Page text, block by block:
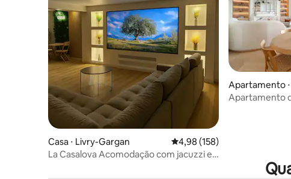
Casa ⋅ Livry-Gargan 4,98 de uma avaliação média
4,98 (158)
La Casalova Acomodação com jacuzzi e
Apartamento
ement
Apartamento